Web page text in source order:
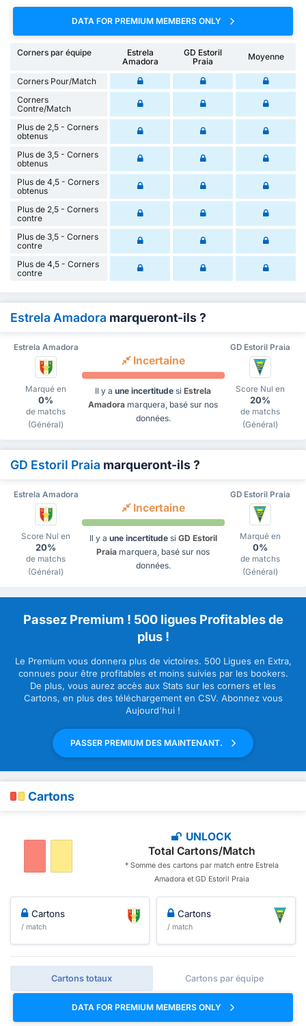
DATA FOR PREMIUM MEMBERS ONLY
Corners par équipe
Estrela
Amadora
GD Estoril
Praia
Moyenne
Corners Pour/Match
Corners
Contre/Match
Plus de 2,5 - Corners
obtenus
Plus de 3,5 - Corners
obtenus
Plus de 4,5 - Corners
obtenus
Plus de 2,5 - Corners
contre
Plus de 3,5 - Corners
contre
Plus de 4,5 - Corners
contre
Estrela Amadora marqueront-ils ?
Estrela Amadora GD Estoril Praia
Marqué en
0%
de matchs
(Général)
Incertaine
Il y a une incertitude si Estrela
Amadora marquera, basé sur nos
données.
Score Nul en
20%
de matchs
(Général)
GD Estoril Praia marqueront-ils ?
Estrela Amadora GD Estoril Praia
Score Nul en
20%
de matchs
(Général)
Incertaine
Il y a une incertitudesi GD Estoril
Praia marquera, basé sur nos
données.
Marqué en
0%
de matchs
(Général)
Passez Premium ! 500 ligues Profitables de
plus !
Le Premium vous donnera plus de victoires. 500 Ligues en Extra,
connues pour être profitables et moins suivies par les bookers.
De plus, vous aurez accès aux Stats sur les corners et les
Cartons, en plus des téléchargement en CSV. Abonnez vous
Aujourd'hui !
PASSER PREMIUM DES MAINTENANT.
Cartons
UNLOCK
Total Cartons/Match
* Somme des cartons par match entre Estrela
Amadora et GD Estoril Praia
Cartons
/ match
Cartons
/ match
Cartons totaux Cartons par équipe
DATA FOR PREMIUM MEMBERS ONLY